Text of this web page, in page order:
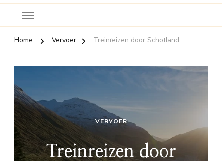
Home Vervoer Treinreizen door Schotland
VERVOER
Treinreizen door